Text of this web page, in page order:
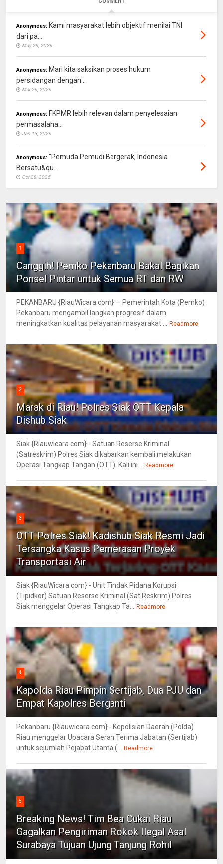
Anonymous: Kami masyarakat lebih objektif menilai TNI
dari pa...
May 29, 2026
Anonymous: Mari kita saksikan proses hukum
persidangan dengan...
Mar 26, 2026
Anonymous: FKPMR lebih relevan dalam penyelesaian
permasalaha...
Jan 13, 2026
Anonymous: "Pemuda Pemudi Bergerak, Indonesia
Bersatu&qu...
Oct 28, 2025
1
Canggih! Pemko Pekanbaru Bakal Bagikan
Ponsel Pintar untuk Semua RT dan RW
PEKANBARU {RiauWicara.com} — Pemerintah Kota (Pemko)
Pekanbaru mengambil langkah progresif dalam
meningkatkan kualitas pelayanan masyarakat ... Readmore
2
Marak di Riau! Polres Siak OTT Kepala
Dishub Siak
Siak {Riauwicara.com} - Satuan Reserse Kriminal
(Satreskrim) Polres Siak dikabarkan kembali melakukan
Operasi Tangkap Tangan (OTT). Kali ini... Readmore
3
OTT Polres Siak! Kadishub Siak Resmi Jadi
Tersangka Kasus Pemerasan Proyek
Transportasi Air
Siak {RiauWicara.com} - Unit Tindak Pidana Korupsi
(Tipidkor) Satuan Reserse Kriminal (Sat Reskrim) Polres
Siak menggelar Operasi Tangkap Ta... Readmore
4
Kapolda Riau Pimpin Sertijab, Dua PJU dan
Empat Kapolres Berganti
Pekanbaru {Riauwicara.com} - Kepolisian Daerah (Polda)
Riau menggelar Upacara Serah Terima Jabatan (Sertijab)
untuk sejumlah Pejabat Utama (... Readmore
5
Breaking News! Tim Bea Cukai Riau
Gagalkan Pengiriman Rokok Ilegal Asal
Surabaya Tujuan Ujung Tanjung Rohil